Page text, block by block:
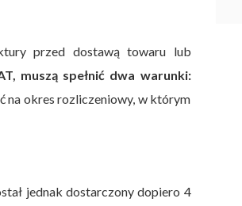
przed dostawą towaru lub
muszą spełnić dwa warunki:
na okres rozliczeniowy, w którym
jednak dostarczony dopiero 4